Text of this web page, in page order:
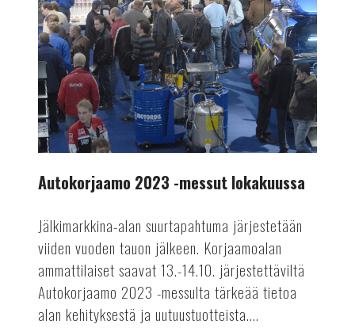
-
messut
lokakuussa
Autokorjaamo 2023 -messut lokakuussa
Jälkimarkkina-alan suurtapahtuma järjestetään
viiden vuoden tauon jälkeen. Korjaamoalan
ammattilaiset saavat 13.-14.10. järjestettäviltä
Autokorjaamo 2023 -messulta tärkeää tietoa
alan kehityksestä ja uutuustuotteista....